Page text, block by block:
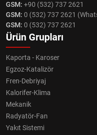
GSM: +90 (532) 737 2621
GSM: 0 (532) 737 2621
GSM: 0 (532) 737 2621
Ürün Grupları
Kaporta - Karoser
Egzoz-Katalizör
Fren-Debriyaj
Kalorifer-Klima
Mekanik
Radyatör-Fan
Yakıt Sistemi